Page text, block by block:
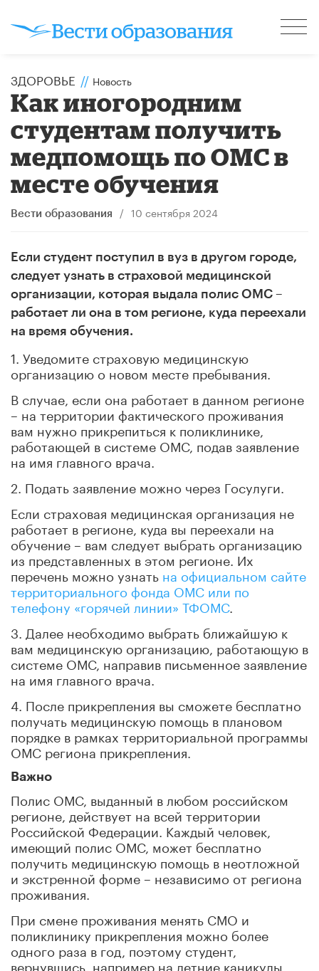
ЗДОРОВЬЕ // Новость
Как иногородним
студентам получить
медпомощь по ОМС в
месте обучения
Вести образования / 10 сентября 2024
Если студент поступил в вуз в другом городе,
следует узнать в страховой медицинской
организации, которая выдала полис ОМС –
работает ли она в том регионе, куда переехали
на время обучения.
1. Уведомите страховую медицинскую
организацию о новом месте пребывания.
В случае, если она работает в данном регионе
– на территории фактического проживания
вам нужно прикрепиться к поликлинике,
работающей в системе ОМС, подав заявление
на имя главного врача.
2. Подать заявление можно через Госулуги.
Если страховая медицинская организация не
работает в регионе, куда вы переехали на
обучение – вам следует выбрать организацию
из представленных в этом регионе. Их
перечень можно узнать на официальном сайте
территориального фонда ОМС или по
телефону «горячей линии» ТФОМС.
3. Далее необходимо выбрать ближайшую к
вам медицинскую организацию, работающую в
системе ОМС, направив письменное заявление
на имя главного врача.
4. После прикрепления вы сможете бесплатно
получать медицинскую помощь в плановом
порядке в рамках территориальной программы
ОМС региона прикрепления.
Важно
Полис ОМС, выданный в любом российском
регионе, действует на всей территории
Российской Федерации. Каждый человек,
имеющий полис ОМС, может бесплатно
получить медицинскую помощь в неотложной
и экстренной форме – независимо от региона
проживания.
При смене проживания менять СМО и
поликлинику прикрепления можно более
одного раза в год, поэтому студент,
вернувшись, например на летние каникулы